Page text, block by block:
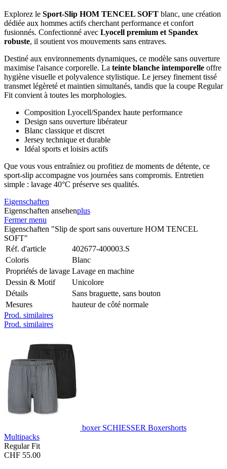
Explorez le Sport-Slip HOM TENCEL SOFT blanc, une création
dédiée aux hommes actifs cherchant performance et confort
fusionnés. Confectionné avec Lyocell premium et Spandex
robuste, il soutient vos mouvements sans entraves.
Destiné aux environnements dynamiques, ce modèle sans ouverture
maximise l'aisance corporelle. La teinte blanche intemporelle offre
hygiène visuelle et polyvalence stylistique. Le jersey finement tissé
transmet légèreté et maintien simultanés, tandis que la coupe Regular
Fit convient à toutes les morphologies.
Composition Lyocell/Spandex haute performance
Design sans ouverture libérateur
Blanc classique et discret
Jersey technique et durable
Idéal sports et loisirs actifs
Que vous vous entraîniez ou profitiez de moments de détente, ce
sport-slip accompagne vos journées sans compromis. Entretien
simple : lavage 40°C préserve ses qualités.
Eigenschaften
Eigenschaften ansehenplus
Fermer menu
Eigenschaften "Slip de sport sans ouverture HOM TENCEL
SOFT"
Réf. d'article
402677-400003.S
Coloris
Blanc
Propriétés de lavage Lavage en machine
Dessin & Motif
Unicolore
Détails
Sans braguette, sans bouton
Mesures
hauteur de côté normale
Prod. similaires
Prod. similaires
boxer SCHIESSER Boxershorts
Multipacks
Regular Fit
CHF 55.00